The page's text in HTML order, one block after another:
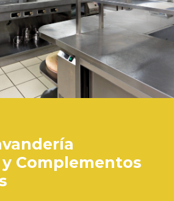
Complementos